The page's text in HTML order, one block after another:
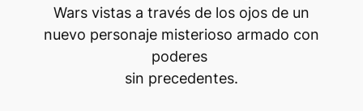
Wars vistas a través de los ojos de un
nuevo personaje misterioso armado con
poderes
sin precedentes.